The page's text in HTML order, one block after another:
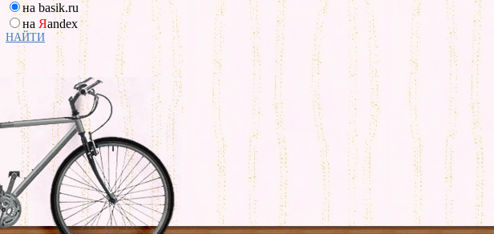
на basik.ru
на Яandex
НАЙТИ